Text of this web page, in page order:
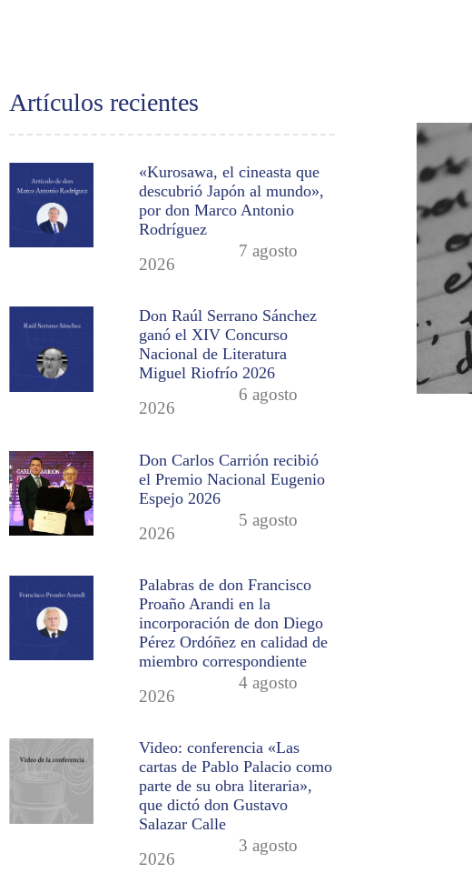
Artículos recientes
«Kurosawa, el cineasta que
descubrió Japón al mundo»,
por don Marco Antonio
Rodríguez
7 agosto
2026
Don Raúl Serrano Sánchez
ganó el XIV Concurso
Nacional de Literatura
Miguel Riofrío 2026
6 agosto
2026
Don Carlos Carrión recibió
el Premio Nacional Eugenio
Espejo 2026
5 agosto
2026
Palabras de don Francisco
Proaño Arandi en la
incorporación de don Diego
Pérez Ordóñez en calidad de
miembro correspondiente
4 agosto
2026
Video: conferencia «Las
cartas de Pablo Palacio como
parte de su obra literaria»,
que dictó don Gustavo
Salazar Calle
3 agosto
2026